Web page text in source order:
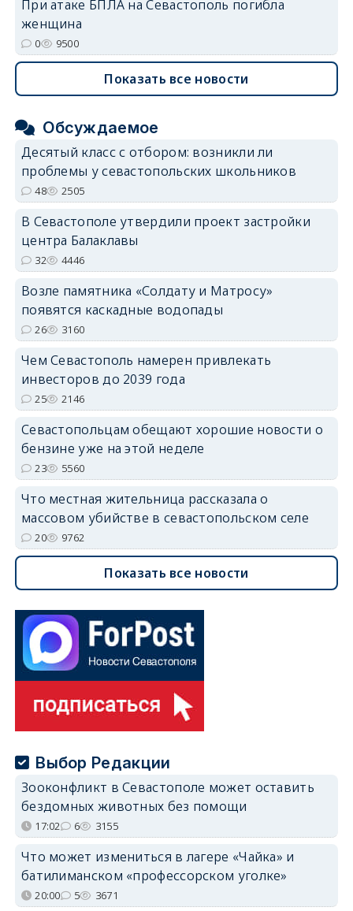
При атаке БПЛА на Севастополь погибла
женщина
0 9500
Показать все новости
Обсуждаемое
Десятый класс с отбором: возникли ли
проблемы у севастопольских школьников
48 2505
В Севастополе утвердили проект застройки
центра Балаклавы
32 4446
Возле памятника «Солдату и Матросу»
появятся каскадные водопады
26 3160
Чем Севастополь намерен привлекать
инвесторов до 2039 года
25 2146
Севастопольцам обещают хорошие новости о
бензине уже на этой неделе
23 5560
Что местная жительница рассказала о
массовом убийстве в севастопольском селе
20 9762
Показать все новости
Выбор Редакции
Зооконфликт в Севастополе может оставить
бездомных животных без помощи
17:02 6 3155
Что может измениться в лагере «Чайка» и
батилиманском «профессорском уголке»
20:00 5 3671